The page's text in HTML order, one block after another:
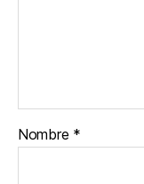
Nombre *